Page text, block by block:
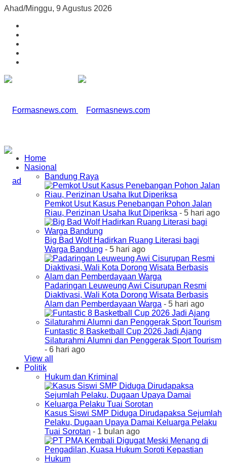
Ahad/Minggu, 9 Agustus 2026
Home
Nasional
Bandung Raya
Pemkot Usut Kasus Penebangan Pohon Jalan
Riau, Perizinan Usaha Ikut Diperiksa - 5 hari ago
Big Bad Wolf Hadirkan Ruang Literasi bagi
Warga Bandung - 5 hari ago
Padaringan Leuweung Awi Cisurupan Resmi
Diaktivasi, Wali Kota Dorong Wisata Berbasis
Alam dan Pemberdayaan Warga - 5 hari ago
Funtastic 8 Basketball Cup 2026 Jadi Ajang
Silaturahmi Alumni dan Penggerak Sport Tourism
- 6 hari ago
View all
Politik
Hukum dan Kriminal
Kasus Siswi SMP Diduga Dirudapaksa Sejumlah
Pelaku, Dugaan Upaya Damai Keluarga Pelaku
Tuai Sorotan - 1 bulan ago